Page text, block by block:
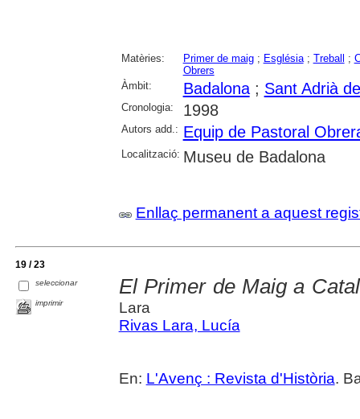
Matèries: Primer de maig; Església; Treball ;
Obrers
Àmbit:
Badalona; Sant Adrià
Cronologia: 1998
Autors add.: Equip de Pastoral
Localització: Museu de Badalona
Enllaç permanent a aquest
19 / 23
seleccionar
imprimir
El Primer de Maig a
Lara
Rivas Lara, Lucía
En: L'Avenç : Revista d'Història.